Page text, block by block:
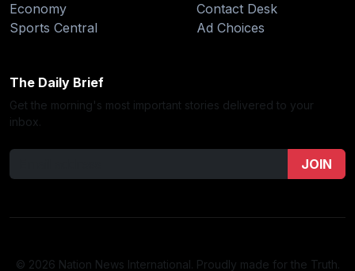
Economy
Sports Central
Contact Desk
Ad Choices
The Daily Brief
Get the morning's most important stories delivered to your
inbox.
JOIN
© 2026 Nation News International. Proudly made for the Truth.